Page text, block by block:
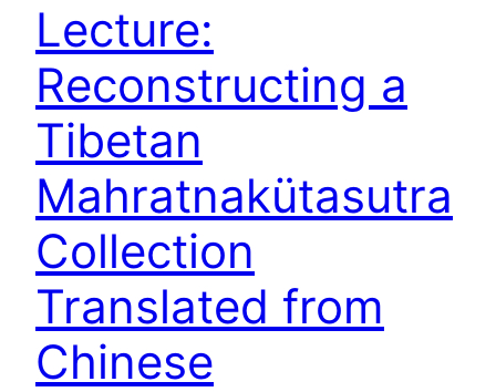
Lecture:
Reconstructing a
Tibetan
Mahratnakütasutra
Collection
Translated from
Chinese